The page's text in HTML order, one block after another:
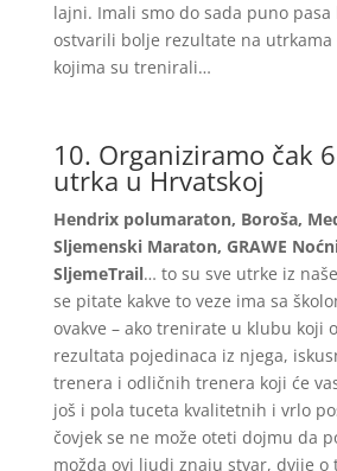
lajni. Imali smo do sada puno
ostvarili bolje rezultate na
kojima su trenirali…
10. Organiziramo čak
utrka u Hrvatskoj
Hendrix polumaraton, Boroša,
Sljemenski Maraton, GRAWE
SljemeTrail… to su sve utrke iz
se pitate kakve to veze ima sa
ovakve – ako trenirate u klubu koji
rezultata pojedinaca iz njega,
trenera i odličnih trenera koji će
još i pola tuceta kvalitetnih i vrlo
čovjek se ne može oteti dojmu da
možda ovi ljudi znaju stvar, dvije o